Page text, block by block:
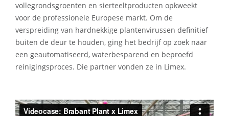
vollegrondsgroenten en sierteeltproducten opkweekt
voor de professionele Europese markt. Om de
verspreiding van hardnekkige plantenvirussen definitief
buiten de deur te houden, ging het bedrijf op zoek naar
een geautomatiseerd, waterbesparend en beproefd
reinigingsproces. Die partner vonden ze in Limex.